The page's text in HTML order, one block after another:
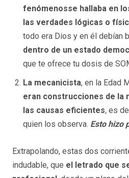
fenómenosse hallaba en
las verdades lógicas o
todo era Dios y en él debían
dentro de un estado
que te ofrece tu dosis de
La mecanicista, en la Edad
eran construcciones de la
las causas eficientes, es
quien los observa. Esto hizo
Extrapolando, estas dos
indudable, que el letrado que